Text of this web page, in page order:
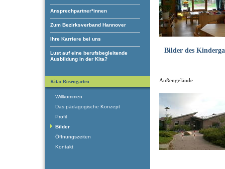
Ansprechpartner*innen
Zum Bezirksverband Hannover
Ihre Karriere bei uns
Lust auf eine berufsbegleitende
Ausbildung in der Kita?
Bilder des
Außengelände
Kita: Rosengarten
Willkommen
Das pädagogische Konzept
Profil
Bilder
Öffnungszeiten
Kontakt